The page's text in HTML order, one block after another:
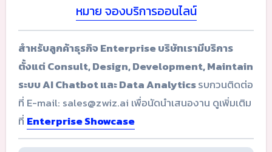
หมาย จองบริการออนไลน์
สำหรับลูกค้าธุรกิจ Enterprise บริษัทเรามีบริการ
ตั้งแต่ Consult, Design, Development, Maintain
ระบบ AI Chatbot และ Data Analyticsรบกวนติดต่อ
ที่ E-mail: sales@zwiz.ai เพื่อนัดนำเสนองาน ดูเพิ่มเติม
ที่ Enterprise Showcase